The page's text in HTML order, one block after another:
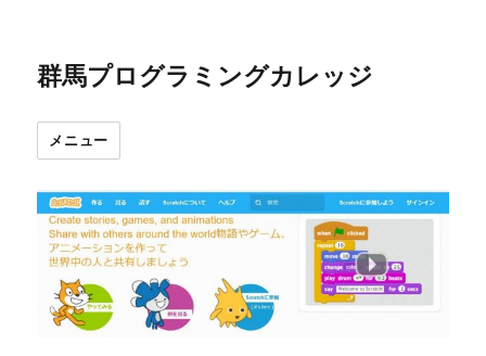
群馬プログラミングカレッジ
メニュー